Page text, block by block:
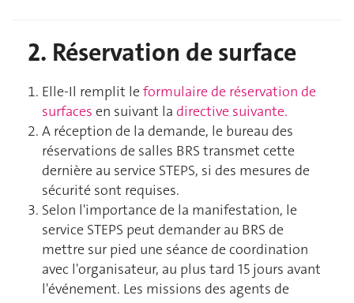
2. Réservation de surface
Elle-Il remplit leformulaire de réservation de
surfaces en suivant la directive suivante.
A réception de la demande, le bureau des
réservations de salles BRS transmet cette
dernière au service STEPS, si des mesures de
sécurité sont requises.
Selon l'importance de la manifestation, le
service STEPS peut demander au BRS de
mettre sur pied une séance de coordination
avec l'organisateur, au plus tard 15 jours avant
l'événement. Les missions des agents de